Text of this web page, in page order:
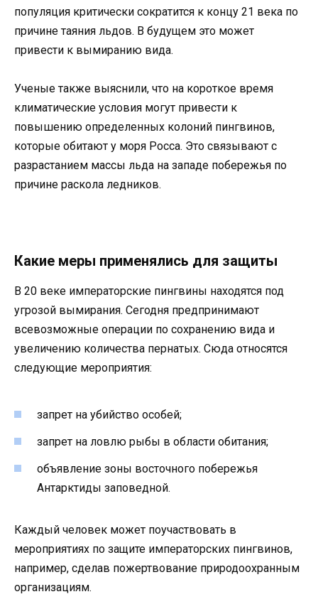
популяция критически сократится к концу 21 века по
причине таяния льдов. В будущем это может
привести к вымиранию вида.
Ученые также выяснили, что на короткое время
климатические условия могут привести к
повышению определенных колоний пингвинов,
которые обитают у моря Росса. Это связывают с
разрастанием массы льда на западе побережья по
причине раскола ледников.
Какие меры применялись для защиты
В 20 веке императорские пингвины находятся под
угрозой вымирания. Сегодня предпринимают
всевозможные операции по сохранению вида и
увеличению количества пернатых. Сюда относятся
следующие мероприятия:
запрет на убийство особей;
запрет на ловлю рыбы в области обитания;
объявление зоны восточного побережья
Антарктиды заповедной.
Каждый человек может поучаствовать в
мероприятиях по защите императорских пингвинов,
например, сделав пожертвование природоохранным
организациям.